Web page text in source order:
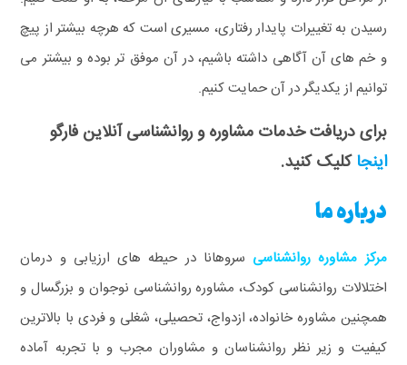
رسیدن به تغییرات پایدار رفتاری، مسیری است که هرچه بیشتر از پیچ
و خم های آن آگاهی داشته باشیم، در آن موفق تر بوده و بیشتر می
توانیم از یکدیگر در آن حمایت کنیم.
برای دریافت خدمات مشاوره و روانشناسی آنلاین فارگو
اینجاکلیک کنید.
درباره ما
مرکز مشاوره روانشناسی سروهانا در حیطه های ارزیابی و درمان
اختلالات روانشناسی کودک، مشاوره روانشناسی نوجوان و بزرگسال و
همچنین مشاوره خانواده، ازدواج، تحصیلی، شغلی و فردی با بالاترین
کیفیت و زیر نظر روانشناسان و مشاوران مجرب و با تجربه آماده